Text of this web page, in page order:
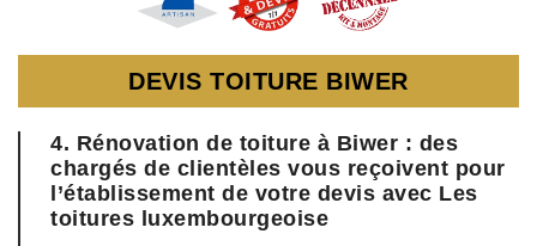
DEVIS TOITURE BIWER
4. Rénovation de toiture à Biwer : des
chargés de clientèles vous reçoivent pour
l’établissement de votre devis avec Les
toitures luxembourgeoise